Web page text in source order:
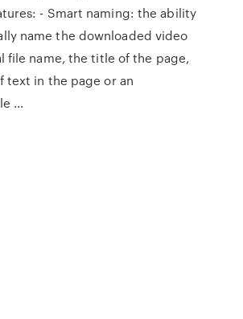
- Smart naming: the ability
name the downloaded video
file name, the title of the page,
text in the page or an
…